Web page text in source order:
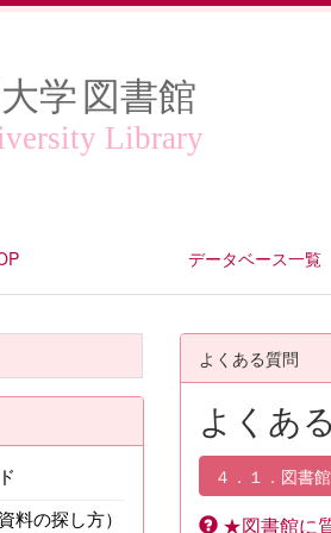
学 図書館
Library
データベース一覧
よくある質問
よくあ
４．１．図書
★図書館に質
料の探し方）